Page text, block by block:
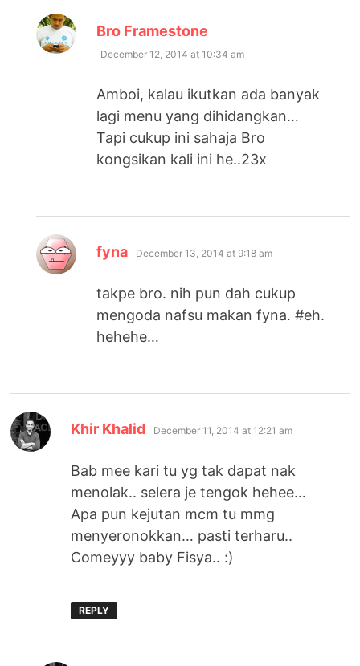
Bro Framestone
December 12, 2014 at 10:34 am
Amboi, kalau ikutkan ada banyak
lagi menu yang dihidangkan…
Tapi cukup ini sahaja Bro
kongsikan kali ini he..23x
fyna says:
December 13, 2014 at 9:18 am
takpe bro. nih pun dah cukup
mengoda nafsu makan fyna. #eh.
hehehe…
Khir Khalid says:
December 11, 2014 at 12:21 am
Bab mee kari tu yg tak dapat nak
menolak.. selera je tengok hehee…
Apa pun kejutan mcm tu mmg
menyeronokkan… pasti terharu..
Comeyyy baby Fisya.. :)
REPLY